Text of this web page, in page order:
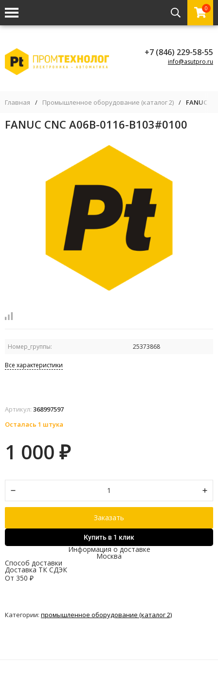
0
+7 (846) 229-58-55
info@asutpro.ru
Главная / Промышленное оборудование (каталог 2) / FANUC
FANUC CNC A06B-0116-B103#0100
Номер_группы: 25373868
Все характеристики
Артикул: 368997597
Осталась 1 штука
1 000 ₽
Заказать
Купить в 1 клик
Информация о доставке
Москва
Способ доставки
Доставка ТК СДЭК
От 350 ₽
Категории: промышленное оборудование (каталог 2)